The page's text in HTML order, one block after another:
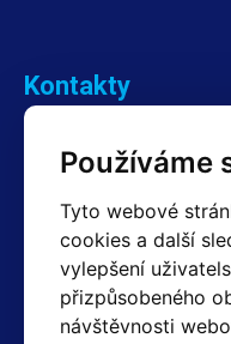
Používáme
Tyto webové
cookies a další
vylepšení
přizpůsobeného
návštěvnosti
Kontakty
+420 603 357 606
Fakturační a expediční
+420 605 259 759 (Po–Pá:
Technické oddělení
+420 603 355 085 (Po–Pá: